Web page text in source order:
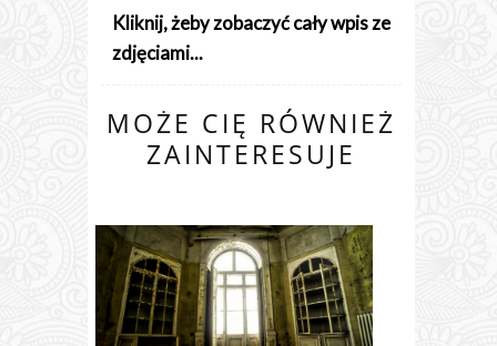
Kliknij, żeby zobaczyć cały wpis ze
zdjęciami...
MOŻE CIĘ RÓWNIEŻ
ZAINTERESUJE